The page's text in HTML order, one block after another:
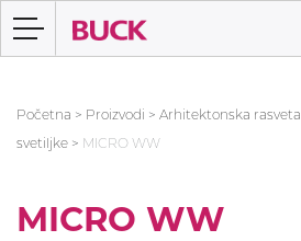
Početna > Proizvodi > Arhitektonska rasveta
svetiljke > MICRO WW
MICRO WW